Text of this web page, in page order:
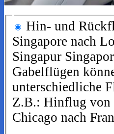
Hin- und
Singapore nach
Singapur
Gabelflügen
unterschiedliche
Z.B.: Hinflug von
Chicago nach